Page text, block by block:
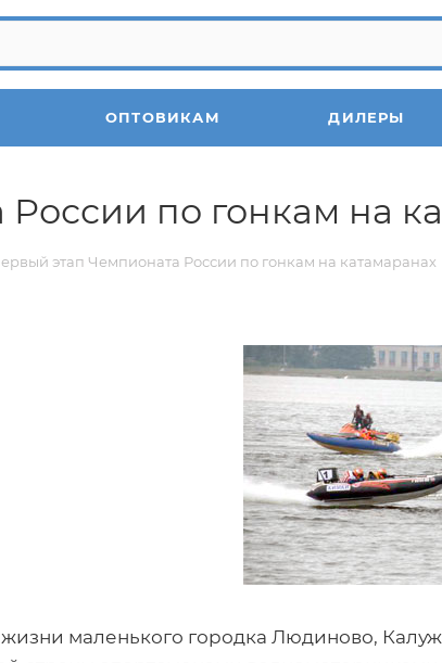
ОПТОВИКАМ ДИЛЕРЫ
по гонкам на
этап Чемпионата России по гонкам на катамаранах
маленького городка Людиново,